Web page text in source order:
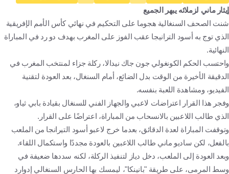
السنغال
المغرب كرة قدمإيثار ماني لزملائه يبهر الجميع
شنت الصحف السنغالية هجوما على التحكيم في نهائي كأس الأمم الإفريقية
الذي توج به أسود الترانيجا عقب الفوز على المغرب بهدف دو رد في المباراة
النهائية.
واحتسب الحكم الكونغولي جون جاك نيدالا، ركلة جزاء لمنتخب المغرب في
الدقيقة الأخيرة من الوقت بدل الضائع، أمام السنغال، بعد العودة لتقنية
الفيديو، ومشاهدة اللعبة بنفسه.
وفجر هذا القرار اعتراضات لاعبي والجهاز الفني للسنغال بقيادة بابي ثياو،
الذي طالب اللاعبين بالانسحاب من المباراة، اعتراضًا على القرار.
وتوقفت المباراة لعدة الدقائق، بعدما خرج لاعبو أسود التيرانجا من الملعب
بالفعل، لكن ساديو ماني طالب اللاعبين بالعودة مجددًا واستكمال اللقاء.
وبعد العودة إلى الملعب، دخل دياز لتنفيذ الركلة، لكنه سددها ضعيفة في
وسط المرمى، على طريقة "بانينكا"، ليمسك بها الحارس السنغالي إدوارد